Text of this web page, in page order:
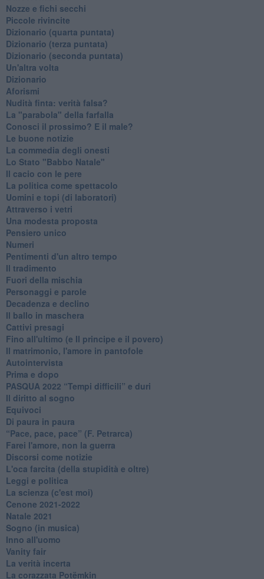
Nozze e fichi secchi
Piccole rivincite
​Dizionario (quarta puntata)
​Dizionario (terza puntata)
​Dizionario (seconda puntata)
Un'altra volta
Dizionario
Aforismi
Nudità finta: verità falsa?
La "parabola" della farfalla
Conosci il prossimo? E il male?
Le buone notizie
La commedia degli onesti
Lo Stato "Babbo Natale"
Il cacio con le pere
La politica come spettacolo
Uomini e topi (di laboratori)
Attraverso i vetri
Una modesta proposta
Pensiero unico
Numeri
Pentimenti d'un altro tempo
Il tradimento
Fuori della mischia
Personaggi e parole
Decadenza e declino
Il ballo in maschera
Cattivi presagi
Fino all'ultimo (e Il principe e il povero)
Il matrimonio, l'amore in pantofole
Autointervista
Prima e dopo
​PASQUA 2022 “Tempi difficili” e duri
Il diritto al sogno
Equivoci
Di paura in paura
​“Pace, pace, pace” (F. Petrarca)
Farei l'amore, non la guerra
Discorsi come notizie
L'oca farcita (della stupidità e oltre)
Leggi e politica
La scienza (c'est moi)
Cenone 2021-2022
Natale 2021
Sogno (in musica)
Inno all'uomo
Vanity fair
La verità incerta
La corazzata Potëmkin